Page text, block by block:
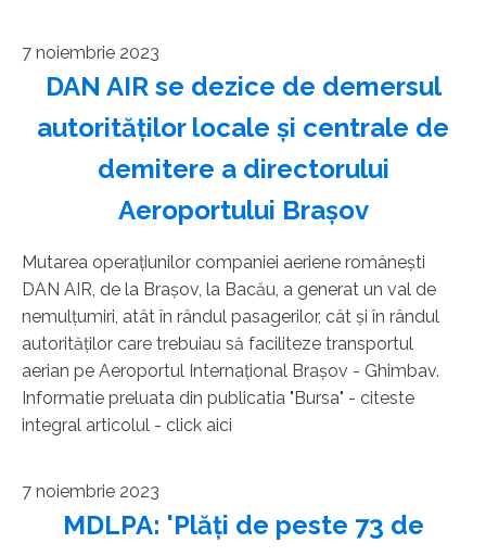
7 noiembrie 2023
DAN AIR se dezice de demersul
autorităţilor locale şi centrale de
demitere a directorului
Aeroportului Braşov
Mutarea operaţiunilor companiei aeriene româneşti
DAN AIR, de la Braşov, la Bacău, a generat un val de
nemulţumiri, atât în rândul pasagerilor, cât şi în rândul
autorităţilor care trebuiau să faciliteze transportul
aerian pe Aeroportul Internaţional Braşov - Ghimbav.
Informatie preluata din publicatia "Bursa" - citeste
integral articolul - click aici
7 noiembrie 2023
MDLPA: 'Plăţi de peste 73 de